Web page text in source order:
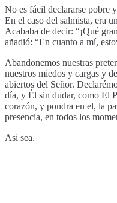
No es fácil declararse pobre
En el caso del salmista, era
Acababa de decir: “¡Qué
añadió: “En cuanto a mí,
Abandonemos nuestras
nuestros miedos y cargas y
abiertos del Señor.
día, y Él sin dudar, como El
corazón, y pondra en el, la
presencia, en todos los
Asi sea.